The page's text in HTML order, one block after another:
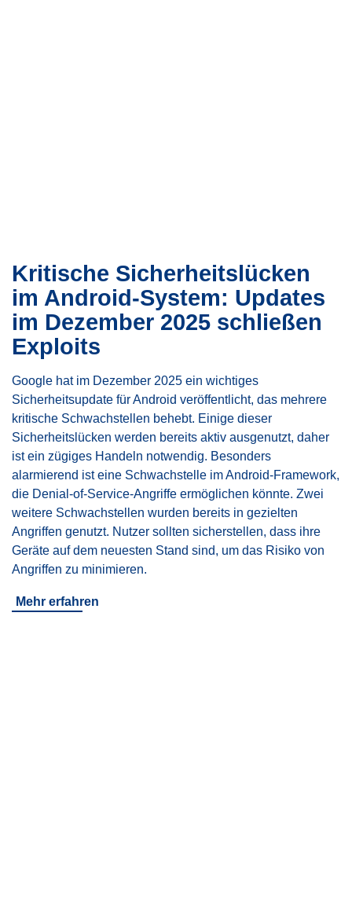
Kritische Sicherheitslücken
im Android-System: Updates
im Dezember 2025 schließen
Exploits
Google hat im Dezember 2025 ein wichtiges
Sicherheitsupdate für Android veröffentlicht, das mehrere
kritische Schwachstellen behebt. Einige dieser
Sicherheitslücken werden bereits aktiv ausgenutzt, daher
ist ein zügiges Handeln notwendig. Besonders
alarmierend ist eine Schwachstelle im Android-Framework,
die Denial-of-Service-Angriffe ermöglichen könnte. Zwei
weitere Schwachstellen wurden bereits in gezielten
Angriffen genutzt. Nutzer sollten sicherstellen, dass ihre
Geräte auf dem neuesten Stand sind, um das Risiko von
Angriffen zu minimieren.
Mehr erfahren